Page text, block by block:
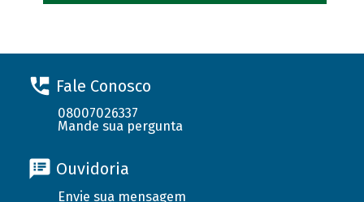
Fale Conosco
08007026337
Mande sua pergunta
Ouvidoria
Envie sua mensagem